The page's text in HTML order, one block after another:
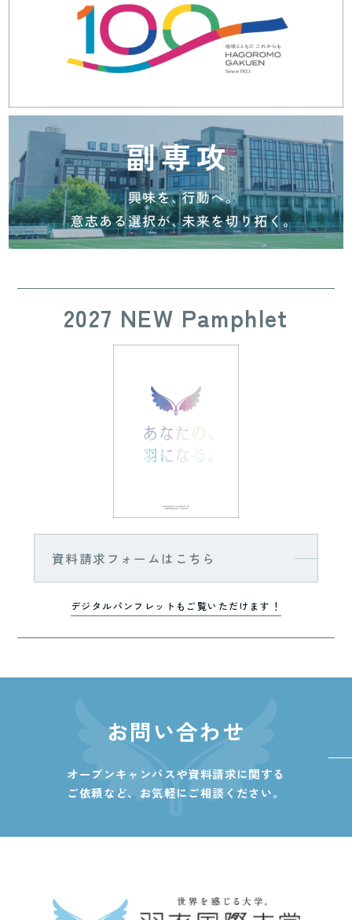
2027 NEW Pamphlet
資料請求フォームはこちら
デジタルパンフレットもご覧いただけます！
お問い合わせ
オープンキャンパスや資料請求に関する
ご依頼など、 お気軽にご相談ください。